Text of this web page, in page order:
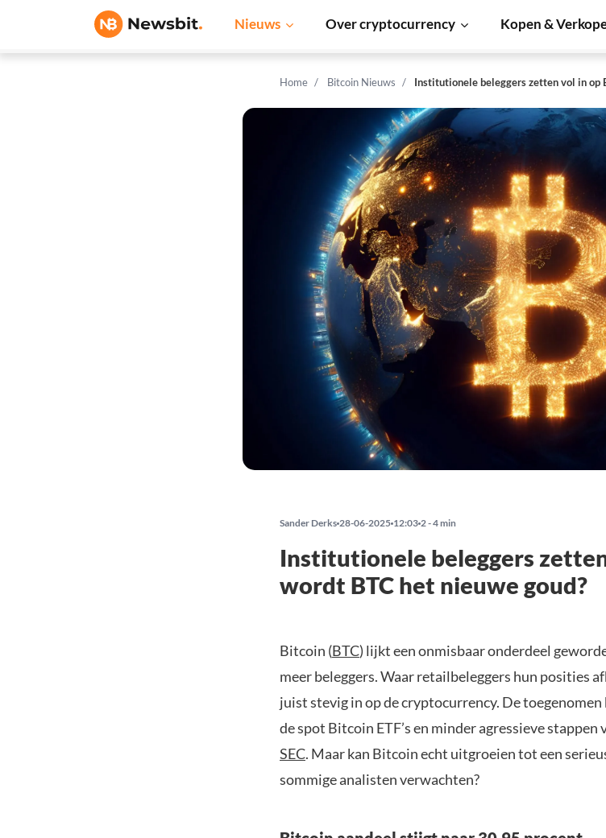
Nieuws Over cryptocurrency Kopen &
Home Bitcoin Nieuws Institutionele beleggers zetten vol in op
Sander Derks 28-06-2025 12:03 2 - 4 min
Institutionele beleggers
wordt BTC het nieuwe goud?
Bitcoin (BTC) lijkt een onmisbaar onderdeel
meer beleggers. Waar retailbeleggers hun posities
juist stevig in op de cryptocurrency. De
de spot Bitcoin ETF’s en minder agressieve
SEC. Maar kan Bitcoin echt uitgroeien tot een
sommige analisten verwachten?